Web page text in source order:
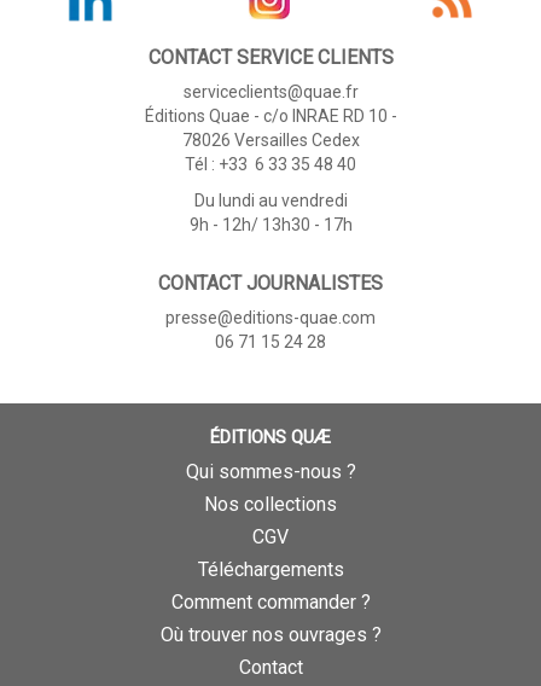
CONTACT SERVICE CLIENTS
serviceclients@quae.fr
Éditions Quae - c/o INRAE RD 10 -
78026 Versailles Cedex
Tél : +33 6 33 35 48 40
Du lundi au vendredi
9h - 12h/ 13h30 - 17h
CONTACT JOURNALISTES
presse@editions-quae.com
06 71 15 24 28
ÉDITIONS QUÆ
Qui sommes-nous ?
Nos collections
CGV
Téléchargements
Comment commander ?
Où trouver nos ouvrages ?
Contact